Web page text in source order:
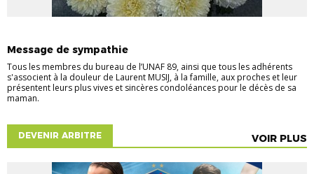
Message de sympathie
Tous les membres du bureau de l’UNAF 89, ainsi que tous les adhérents
s'associent à la douleur de Laurent MUSIJ, à la famille, aux proches et leur
présentent leurs plus vives et sincères condoléances pour le décès de sa
maman.
DEVENIR ARBITRE VOIR PLUS